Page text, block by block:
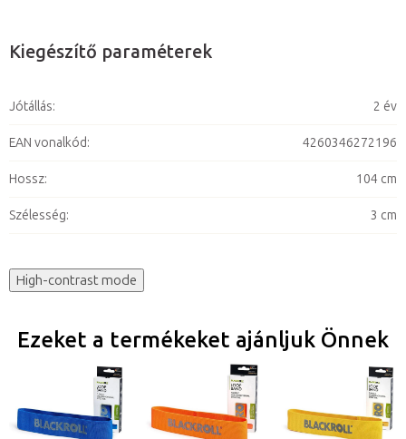
Kiegészítő paraméterek
Jótállás: 2 év
EAN vonalkód: 4260346272196
Hossz: 104 cm
Szélesség: 3 cm
High-contrast mode
Ezeket a termékeket ajánljuk Önnek